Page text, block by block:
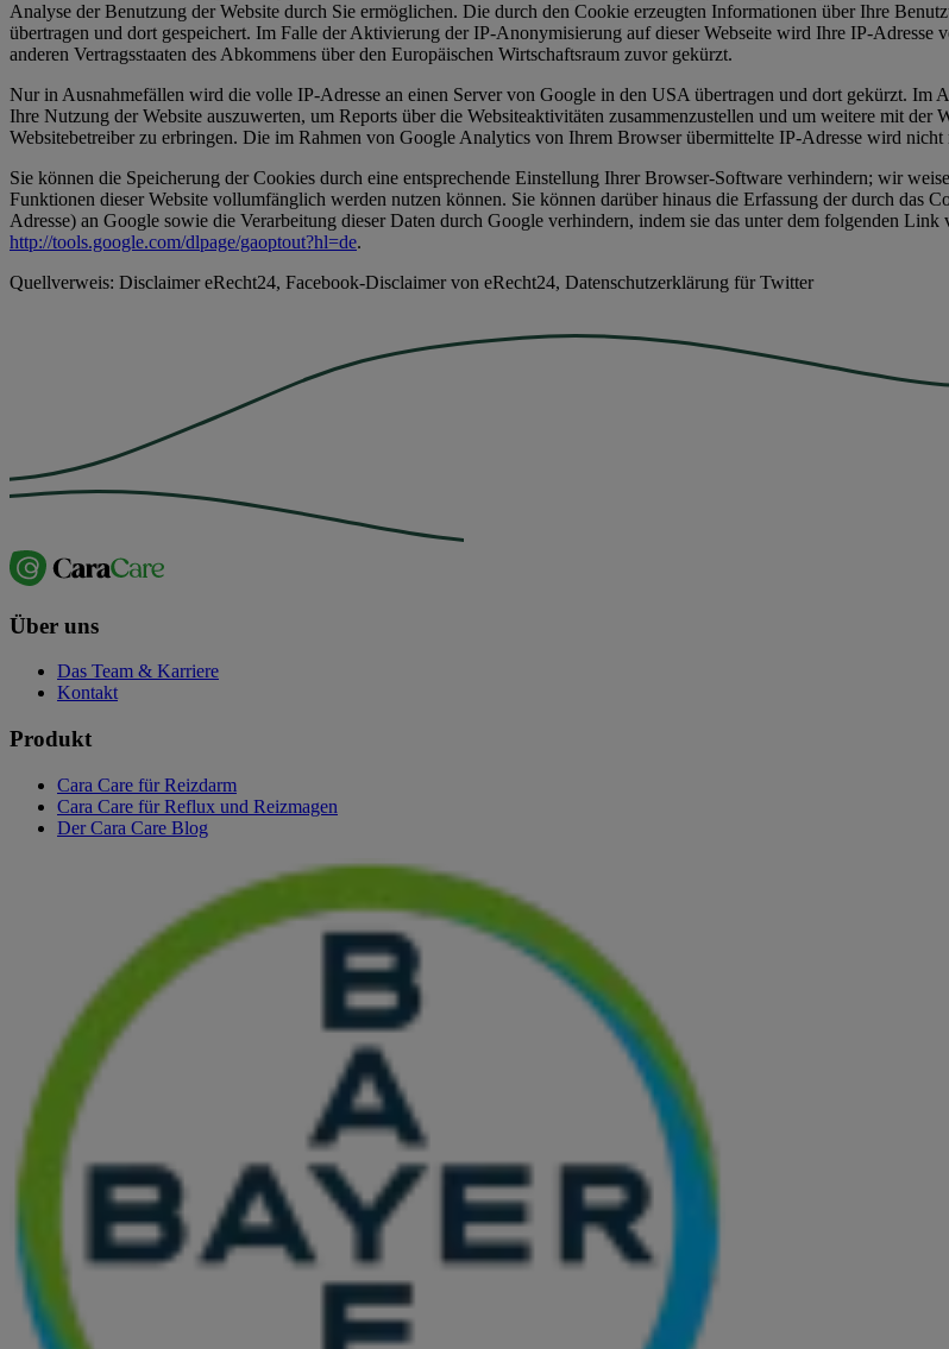
Analyse der Benutzung der Website durch Sie ermöglichen. Die durch den Cookie erzeugten Informationen über Ihre
übertragen und dort gespeichert. Im Falle der Aktivierung der IP-Anonymisierung auf dieser Webseite wird Ihre IP-
anderen Vertragsstaaten des Abkommens über den Europäischen Wirtschaftsraum zuvor gekürzt.
Nur in Ausnahmefällen wird die volle IP-Adresse an einen Server von Google in den USA übertragen und dort gekürzt. Im
Ihre Nutzung der Website auszuwerten, um Reports über die Websiteaktivitäten zusammenzustellen und um weitere mit
Websitebetreiber zu erbringen. Die im Rahmen von Google Analytics von Ihrem Browser übermittelte IP-Adresse wird
Sie können die Speicherung der Cookies durch eine entsprechende Einstellung Ihrer Browser-Software verhindern; wir
Funktionen dieser Website vollumfänglich werden nutzen können. Sie können darüber hinaus die Erfassung der durch das
Adresse) an Google sowie die Verarbeitung dieser Daten durch Google verhindern, indem sie das unter dem folgenden
http://tools.google.com/dlpage/gaoptout?hl=de.
Quellverweis: Disclaimer eRecht24, Facebook-Disclaimer von eRecht24, Datenschutzerklärung für Twitter
Über uns
Das Team & Karriere
Kontakt
Produkt
Cara Care für Reizdarm
Cara Care für Reflux und Reizmagen
Der Cara Care Blog